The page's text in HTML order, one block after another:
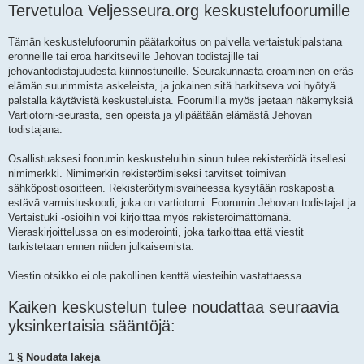
e
s
Tervetuloa Veljesseura.org keskustelufoorumille
Tämän keskustelufoorumin päätarkoitus on palvella vertaistukipalstana
eronneille tai eroa harkitseville Jehovan todistajille tai
jehovantodistajuudesta kiinnostuneille. Seurakunnasta eroaminen on eräs
elämän suurimmista askeleista, ja jokainen sitä harkitseva voi hyötyä
palstalla käytävistä keskusteluista. Foorumilla myös jaetaan näkemyksiä
Vartiotorni-seurasta, sen opeista ja ylipäätään elämästä Jehovan
todistajana.
Osallistuaksesi foorumin keskusteluihin sinun tulee rekisteröidä itsellesi
nimimerkki. Nimimerkin rekisteröimiseksi tarvitset toimivan
sähköpostiosoitteen. Rekisteröitymisvaiheessa kysytään roskapostia
estävä varmistuskoodi, joka on vartiotorni. Foorumin Jehovan todistajat ja
Vertaistuki -osioihin voi kirjoittaa myös rekisteröimättömänä.
Vieraskirjoittelussa on esimoderointi, joka tarkoittaa että viestit
tarkistetaan ennen niiden julkaisemista.
Viestin otsikko ei ole pakollinen kenttä viesteihin vastattaessa.
Kaiken keskustelun tulee noudattaa seuraavia
yksinkertaisia sääntöjä:
1 § Noudata lakeja